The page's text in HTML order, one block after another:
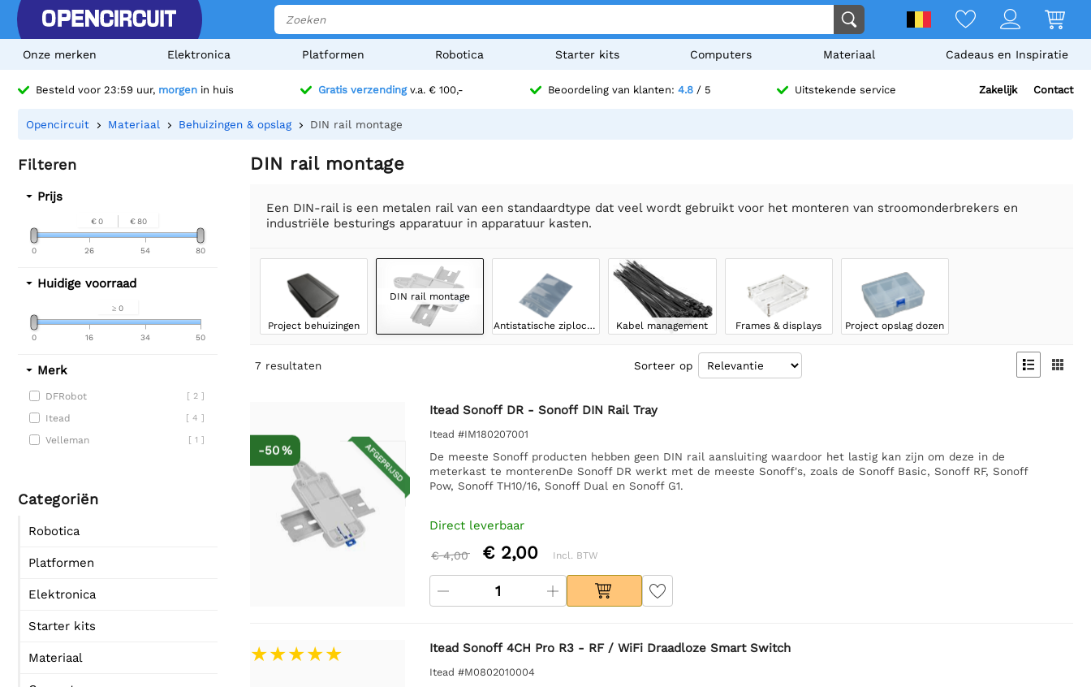
Onze merken Elektronica Platformen Robotica Starter kits Computers Materiaal Cadeaus en Inspiratie
Besteld voor 23:59 uur, morgen in huis Gratis verzendingv.a. € 100,- Beoordeling van klanten: 4.8/ 5 Uitstekende service Zakelijk Contact
Opencircuit Materiaal Behuizingen & opslag DIN rail montage
Filteren
Prijs
€ 0 € 80
0 80
26 54
Huidige voorraad
≥ 0
0 50
16 34
Merk
DFRobot [ 2 ]
Itead [ 4 ]
Velleman [ 1 ]
Categoriën
Robotica
Platformen
Elektronica
Starter kits
Materiaal
DIN rail montage
Een DIN-rail is een metalen rail van een standaardtype dat veel wordt gebruikt voor het monteren van stroomonderbrekers en
industriële besturings apparatuur in apparatuur kasten.
Project behuizingen
DIN rail montage
Antistatische ziplock zakjes Kabel management Frames & displays Project opslag dozen
7 resultaten Sorteer op  
AFGEPRIJSD
-50 %
Itead Sonoff DR - Sonoff DIN Rail Tray
Itead #IM180207001
De meeste Sonoff producten hebben geen DIN rail aansluiting waardoor het lastig kan zijn om deze in de
meterkast te monterenDe Sonoff DR werkt met de meeste Sonoff's, zoals de Sonoff Basic, Sonoff RF, Sonoff
Pow, Sonoff TH10/16, Sonoff Dual en Sonoff G1.
Direct leverbaar
€ 4,00 € 2,00 Incl. BTW
Itead Sonoff 4CH Pro R3 - RF / WiFi Draadloze Smart Switch
Itead #M0802010004